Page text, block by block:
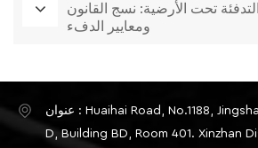
تحت الأرضية: نسج القانون
ومعايير الدفء
عنوان : Huaihai Road, No.1188, Jingshang Trade City, Zone
D, Building BD, Room 401. Xinzhan